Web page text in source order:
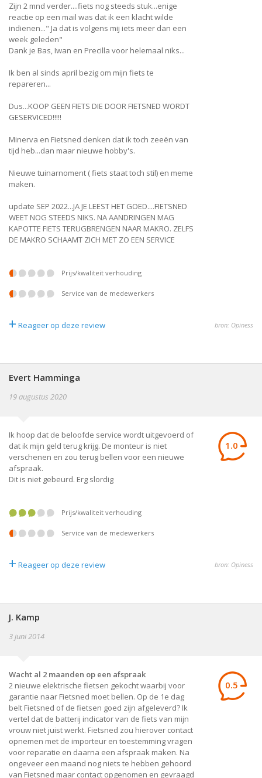
Zijn 2 mnd verder....fiets nog steeds stuk...enige
reactie op een mail was dat ik een klacht wilde
indienen..." Ja dat is volgens mij iets meer dan een
week geleden"
Dank je Bas, Iwan en Precilla voor helemaal niks...
Ik ben al sinds april bezig om mijn fiets te
repareren...
Dus...KOOP GEEN FIETS DIE DOOR FIETSNED WORDT
GESERVICED!!!!!
Minerva en Fietsned denken dat ik toch zeeën van
tijd heb...dan maar nieuwe hobby's.
Nieuwe tuinarnoment ( fiets staat toch stil) en meme
maken.
update SEP 2022...JA JE LEEST HET GOED....FIETSNED
WEET NOG STEEDS NIKS. NA AANDRINGEN MAG
KAPOTTE FIETS TERUGBRENGEN NAAR MAKRO. ZELFS
DE MAKRO SCHAAMT ZICH MET ZO EEN SERVICE
prijs/kwaliteit verhouding
service van de medewerkers
+ Reageer op deze review bron: Opiness
Evert Hamminga
19 augustus 2020
Ik hoop dat de beloofde service wordt uitgevoerd of
dat ik mijn geld terug krijg. De monteur is niet
verschenen en zou terug bellen voor een nieuwe
afspraak.
Dit is niet gebeurd. Erg slordig
1.0
prijs/kwaliteit verhouding
service van de medewerkers
+ Reageer op deze review bron: Opiness
J. Kamp
3 juni 2014
Wacht al 2 maanden op een afspraak
2 nieuwe elektrische fietsen gekocht waarbij voor
garantie naar Fietsned moet bellen. Op de 1e dag
belt Fietsned of de fietsen goed zijn afgeleverd? Ik
vertel dat de batterij indicator van de fiets van mijn
vrouw niet juist werkt. Fietsned zou hierover contact
opnemen met de importeur en toestemming vragen
voor reparatie en daarna een afspraak maken. Na
ongeveer een maand nog niets te hebben gehoord
van Fietsned maar contact opgenomen en gevraagd
0.5